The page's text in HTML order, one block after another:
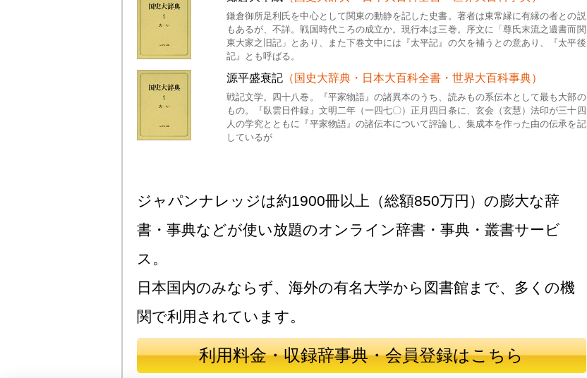
鎌倉御所足利氏を中心として関東の動静を記した史書。著者は東常縁に有縁の者との説
もあるが、不詳。戦国時代ころの成立か。現行本は三巻。序文に「尊氏末流之遺書而関
東大家之旧記」とあり、また下巻文中には『太平記』の欠を補うとの意あり、『太平後
記』とも呼ばる。
源平盛衰記（国史大辞典・日本大百科全書・世界大百科事典）
戦記文学。四十八巻。『平家物語』の諸異本のうち、読みもの系伝本として最も大部の
もの。『臥雲日件録』文明二年（一四七〇）正月四日条に、玄会（玄慧）法印が三十四
人の学究とともに『平家物語』の諸伝本について評論し、集成本を作った由の伝承を記
しているが
ジャパンナレッジは約1900冊以上（総額850万円）の膨大な辞
書・事典などが使い放題のオンライン辞書・事典・叢書サービ
ス。
日本国内のみならず、海外の有名大学から図書館まで、多くの機
関で利用されています。
利用料金・収録辞事典・会員登録はこちら